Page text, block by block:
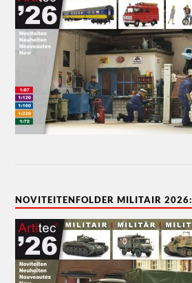
NOVITEITENFOLDER MILITAIR 2026: